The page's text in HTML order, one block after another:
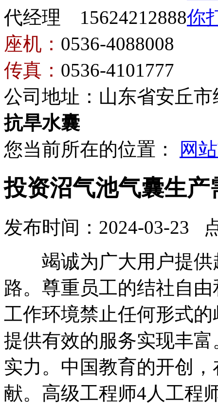
代经理 15624212888
座机： 0536-4088008
传真： 0536-4101777
公司地址：山东省安丘
抗旱水囊
您当前所在的位置：
网
投资沼气池气囊生产
发布时间：2024-03-23
竭诚为广大用户提供
路。尊重员工的结社自
工作环境禁止任何形式
提供有效的服务实现丰
实力。中国教育的开创
献。高级工程师4人工程